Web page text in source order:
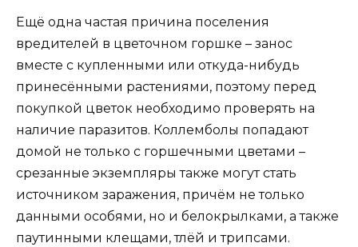
Ещё одна частая причина поселения
вредителей в цветочном горшке – занос
вместе с купленными или откуда-нибудь
принесёнными растениями, поэтому перед
покупкой цветок необходимо проверять на
наличие паразитов. Коллемболы попадают
домой не только с горшечными цветами –
срезанные экземпляры также могут стать
источником заражения, причём не только
данными особями, но и белокрылками, а также
паутинными клещами, тлёй и трипсами.